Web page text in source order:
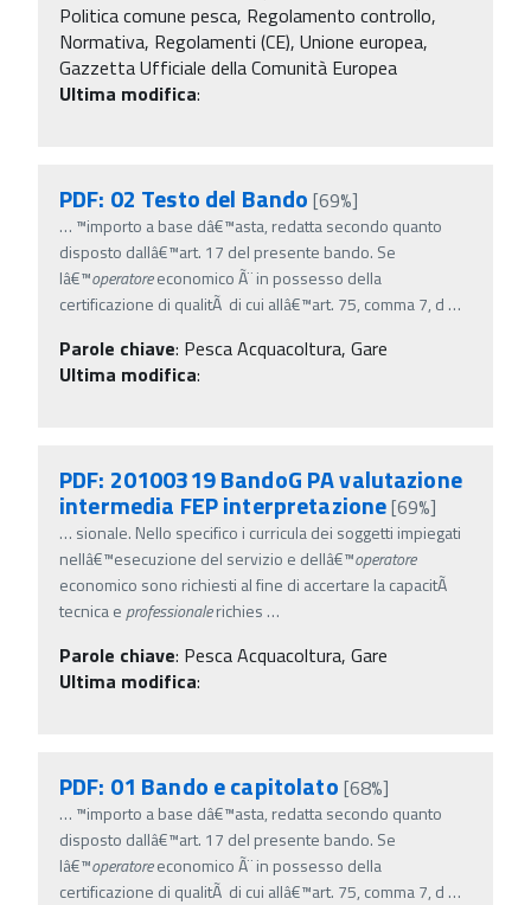
Politica comune pesca, Regolamento controllo,
Normativa, Regolamenti (CE), Unione europea,
Gazzetta Ufficiale della Comunità Europea
Ultima modifica:
PDF: 02 Testo del Bando [69%]
… ™importo a base dâ€™asta, redatta secondo quanto
disposto dallâ€™art. 17 del presente bando. Se
lâ€™operatoreeconomico Ã¨ in possesso della
certificazione di qualitÃ di cui allâ€™art. 75, comma 7, d …
Parole chiave: Pesca Acquacoltura, Gare
Ultima modifica:
PDF: 20100319 BandoG PA valutazione
intermedia FEP interpretazione[69%]
… sionale. Nello specifico i curricula dei soggetti impiegati
nellâ€™esecuzione del servizio e dellâ€™operatore
economico sono richiesti al fine di accertare la capacitÃ
tecnica e professionalerichies …
Parole chiave: Pesca Acquacoltura, Gare
Ultima modifica:
PDF: 01 Bando e capitolato [68%]
… ™importo a base dâ€™asta, redatta secondo quanto
disposto dallâ€™art. 17 del presente bando. Se
lâ€™operatoreeconomico Ã¨ in possesso della
certificazione di qualitÃ di cui allâ€™art. 75, comma 7, d …